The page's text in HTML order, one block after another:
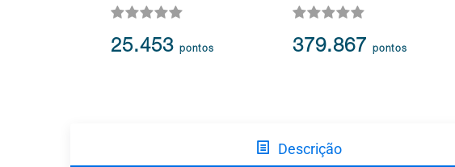
25.453pontos 379.867pontos
Descrição